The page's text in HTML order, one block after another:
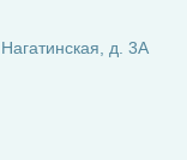
д. 3А